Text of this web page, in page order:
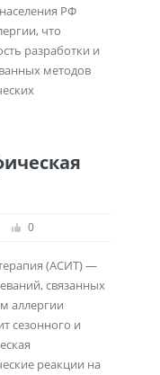
РФ
что
разработки и
методов
0
(АСИТ) —
связанных
аллергии
сезонного и
реакции на